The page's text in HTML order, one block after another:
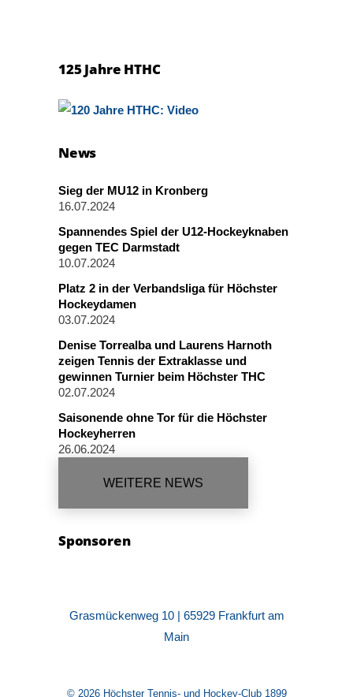
125 Jahre HTHC
News
Sieg der MU12 in Kronberg
16.07.2024
Spannendes Spiel der U12-Hockeyknaben
gegen TEC Darmstadt
10.07.2024
Platz 2 in der Verbandsliga für Höchster
Hockeydamen
03.07.2024
Denise Torrealba und Laurens Harnoth
zeigen Tennis der Extraklasse und
gewinnen Turnier beim Höchster THC
02.07.2024
Saisonende ohne Tor für die Höchster
Hockeyherren
26.06.2024
WEITERE NEWS
Sponsoren
Grasmückenweg 10 | 65929 Frankfurt am
Main
© 2026 Höchster Tennis- und Hockey-Club 1899